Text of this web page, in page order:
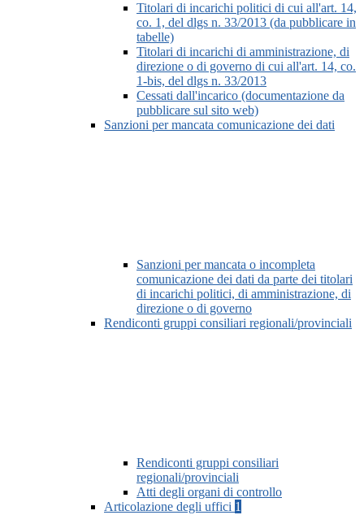
Titolari di incarichi politici di cui all'art. 14,
co. 1, del dlgs n. 33/2013 (da pubblicare in
tabelle)
Titolari di incarichi di amministrazione, di
direzione o di governo di cui all'art. 14, co.
1-bis, del dlgs n. 33/2013
Cessati dall'incarico (documentazione da
pubblicare sul sito web)
Sanzioni per mancata comunicazione dei dati
Sanzioni per mancata o incompleta
comunicazione dei dati da parte dei titolari
di incarichi politici, di amministrazione, di
direzione o di governo
Rendiconti gruppi consiliari regionali/provinciali
Rendiconti gruppi consiliari
regionali/provinciali
Atti degli organi di controllo
Articolazione degli uffici 1